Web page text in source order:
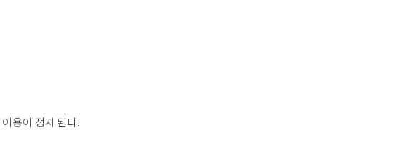
용이 정지 된다.